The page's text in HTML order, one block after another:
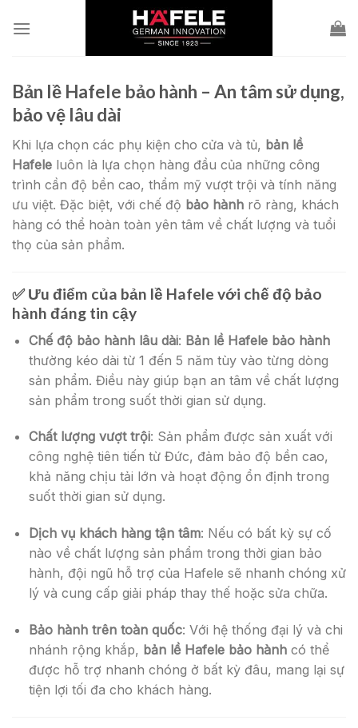
Bản lề Hafele bảo hành – An tâm sử dụng,
bảo vệ lâu dài
Khi lựa chọn các phụ kiện cho cửa và tủ, bản lề
Hafele luôn là lựa chọn hàng đầu của những công
trình cần độ bền cao, thẩm mỹ vượt trội và tính năng
ưu việt. Đặc biệt, với chế độ bảo hành rõ ràng, khách
hàng có thể hoàn toàn yên tâm về chất lượng và tuổi
thọ của sản phẩm.
✅Ưu điểm của bản lề Hafele với chế độ bảo
hành đáng tin cậy
Chế độ bảo hành lâu dài: Bản lề Hafele bảo hành
thường kéo dài từ 1 đến 5 năm tùy vào từng dòng
sản phẩm. Điều này giúp bạn an tâm về chất lượng
sản phẩm trong suốt thời gian sử dụng.
Chất lượng vượt trội: Sản phẩm được sản xuất với
công nghệ tiên tiến từ Đức, đảm bảo độ bền cao,
khả năng chịu tải lớn và hoạt động ổn định trong
suốt thời gian sử dụng.
Dịch vụ khách hàng tận tâm: Nếu có bất kỳ sự cố
nào về chất lượng sản phẩm trong thời gian bảo
hành, đội ngũ hỗ trợ của Hafele sẽ nhanh chóng xử
lý và cung cấp giải pháp thay thế hoặc sửa chữa.
Bảo hành trên toàn quốc: Với hệ thống đại lý và chi
nhánh rộng khắp, bản lề Hafele bảo hànhcó thể
được hỗ trợ nhanh chóng ở bất kỳ đâu, mang lại sự
tiện lợi tối đa cho khách hàng.